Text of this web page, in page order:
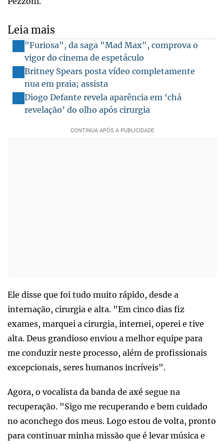
Leia mais
"Furiosa", da saga "Mad Max", comprova o
vigor do cinema de espetáculo
Britney Spears posta vídeo completamente
nua em praia; assista
Diogo Defante revela aparência em ‘chá
revelação’ do olho após cirurgia
Ele disse que foi tudo muito rápido, desde a
internação, cirurgia e alta. "Em cinco dias fiz
exames, marquei a cirurgia, internei, operei e tive
alta. Deus grandioso enviou a melhor equipe para
me conduzir neste processo, além de profissionais
excepcionais, seres humanos incríveis".
Agora, o vocalista da banda de axé segue na
recuperação. "Sigo me recuperando e bem cuidado
no aconchego dos meus. Logo estou de volta, pronto
para continuar minha missão que é levar música e